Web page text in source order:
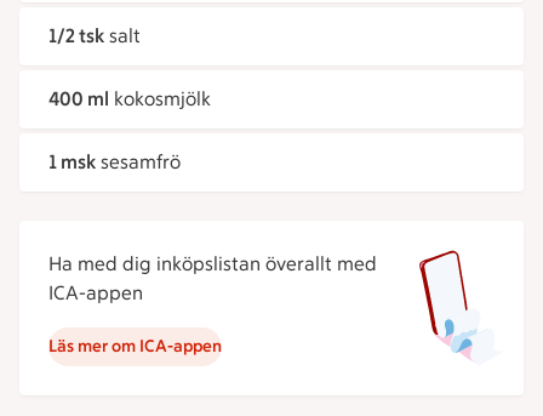
1/2 tsk salt
400 ml kokosmjölk
1 msk sesamfrö
Ha med dig inköpslistan överallt med
ICA-appen
Läs mer om ICA-appen